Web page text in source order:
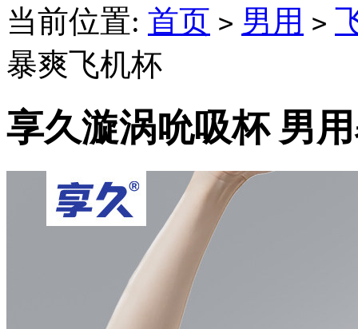
当前位置: 首页 > 男用 >
暴爽飞机杯
享久漩涡吮吸杯 男